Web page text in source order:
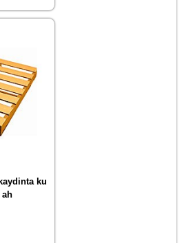
ku
ah